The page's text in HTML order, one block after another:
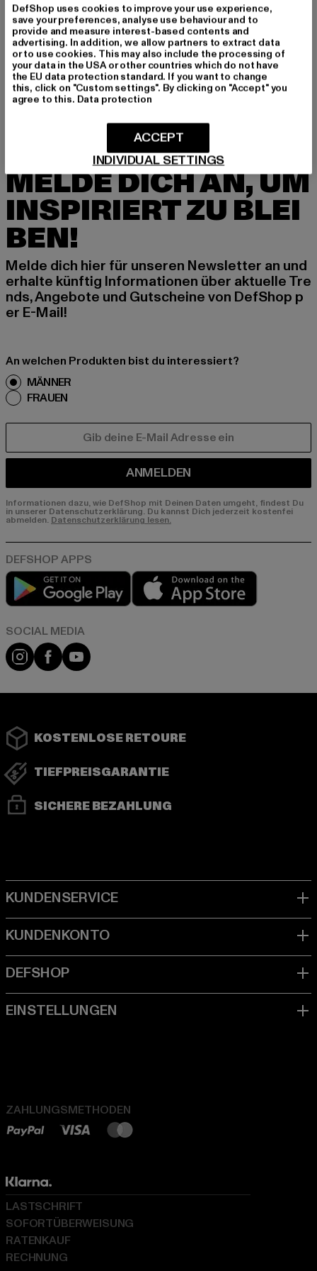
TAPOUT
Lifestyle Basic
15,99 EUR
Derzeitiger Preis: 15,99 EUR
19,99 EURAktionspreis: 19,99 EUR
TAPOUT
Logo
15,99 EUR
Derzeitiger Preis: 15,99 EUR
19,99 EURAktionspreis:
MELDE DICH AN, UM
INSPIRIERT ZU BLEI
BEN!
Melde dich hier für unseren Newsletter an und
erhalte künftig Informationen über aktuelle Tre
nds, Angebote und Gutscheine von DefShop p
er E-Mail!
An welchen Produkten bist du interessiert?
MÄNNER
FRAUEN
ANMELDEN
Informationen dazu, wie DefShop mit Deinen Daten umgeht, findest Du
in unserer Datenschutzerklärung. Du kannst Dich jederzeit kostenfei
abmelden. Datenschutzerklärung lesen.
Play market
Instagram
FacebookYouTube
KOSTENLOSE RETOURE
TIEFPREISGARANTIE
SICHERE BEZAHLUNG
ZAHLUNGSMETHODEN
LASTSCHRIFT
SOFORTÜBERWEISUNG
RATENKAUF
RECHNUNG
DefShop uses cookies to improve your use experience,
save your preferences, analyse use behaviour and to
provide and measure interest-based contents and
advertising. In addition, we allow partners to extract data
or to use cookies. This may also include the processing of
your data in the USA or other countries which do not have
the EU data protection standard. If you want to change
this, click on "Custom settings". By clicking on "Accept" you
agree to this. Data protection
INDIVIDUAL SETTINGS
ACCEPT